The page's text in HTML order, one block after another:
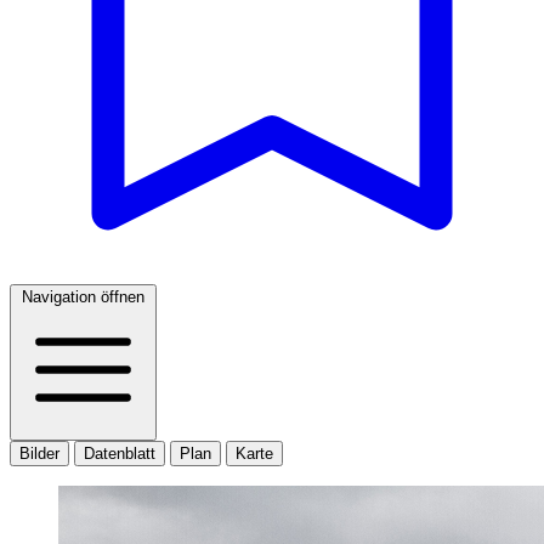
Navigation öffnen
Bilder Datenblatt Plan Karte